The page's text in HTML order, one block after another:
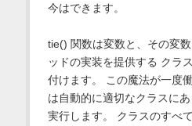
今はできます。
tie() 関数は変数と、その変
ッドの実装を提供する クラ
付けます。 この魔法が一度
は自動的に適切なクラスに
実行します。 クラスのすべ